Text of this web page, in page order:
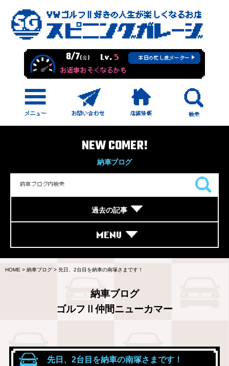
8/7(金) Lv. 5 本日の忙し度メーター
お返事おそくなるかも
NEW COMER!
納車ブログ
過去の記事
MENU
HOME > 納車ブログ > 先日、2台目を納車の南塚さまです！
納車ブログ
ゴルフⅡ仲間ニューカマー
先日、2台目を納車の南塚さまです！